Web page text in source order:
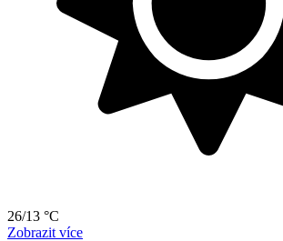
26/13 °C
Zobrazit více